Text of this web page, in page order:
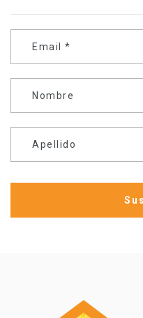
Email *
Nombre
Apellido